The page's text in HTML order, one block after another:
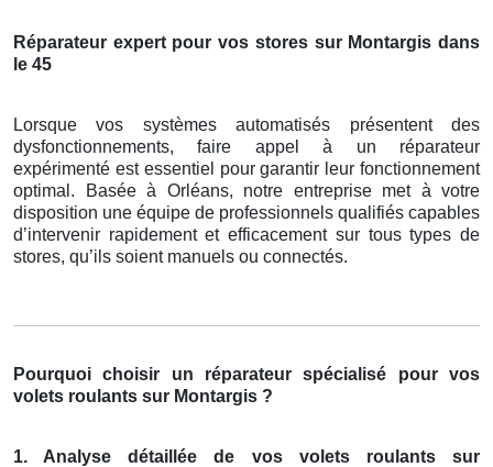
Réparateur expert pour vos stores sur Montargis dans
le 45
Lorsque vos systèmes automatisés présentent des
dysfonctionnements, faire appel à un réparateur
expérimenté est essentiel pour garantir leur fonctionnement
optimal. Basée à Orléans, notre entreprise met à votre
disposition une équipe de professionnels qualifiés capables
d’intervenir rapidement et efficacement sur tous types de
stores, qu’ils soient manuels ou connectés.
Pourquoi choisir un réparateur spécialisé pour vos
volets roulants sur Montargis ?
1. Analyse détaillée de vos volets roulants sur